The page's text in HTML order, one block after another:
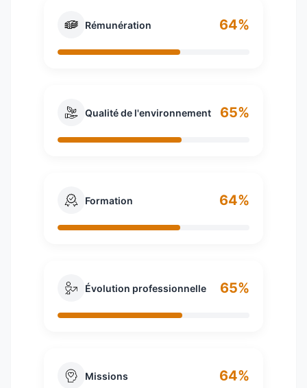
tour-opérateurs) et agences de voyages (en
Rémunération 64%
Qualité de l'environnement 65%
Formation 64%
Évolution professionnelle 65%
Missions 64%